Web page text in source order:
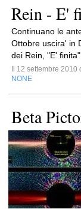
Rein - E'
Continuano le
Ottobre uscira' in
dei Rein, "E'
Il 12 settembre 2010
NONE
Beta